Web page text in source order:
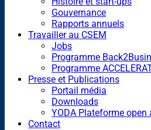
Gouvernance
Rapports annuels
Travailler au CSEM
Jobs
Programme
Programme
Presse et Publications
Portail média
Downloads
YODA Plateforme open
Contact